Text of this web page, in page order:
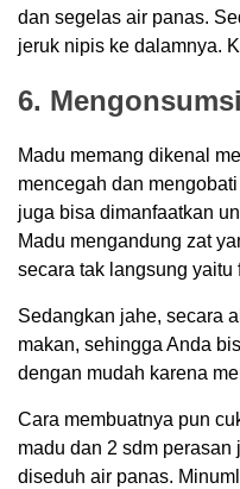
dan segelas air panas.
jeruk nipis ke dalamnya.
6.
Madu memang dikenal
mencegah dan
juga bisa dimanfaatkan
Madu mengandung zat
secara tak langsung yaitu
Sedangkan jahe, secara
makan, sehingga Anda
dengan mudah karena
Cara membuatnya pun
madu dan 2 sdm
diseduh air panas.